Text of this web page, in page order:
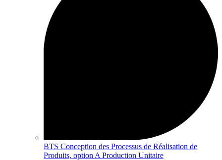
BTS Conception des Processus de Réalisation de
Produits, option A Production Unitaire